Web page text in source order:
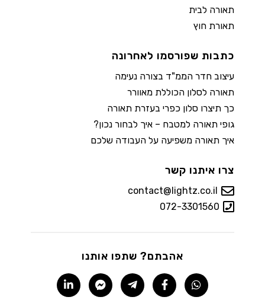
תאורה לבית
תאורת חוץ
כתבות שפורסמו לאחרונה
עיצוב חדר הממ"ד בצורה נעימה
תאורה לסלון הכוללת מאוורר
כך תיצרו סלון כפרי בעזרת תאורה
גופי תאורה למטבח – איך לבחור נכון?
איך תאורה משפיעה על העבודה שלכם
צרו איתנו קשר
contact@lightz.co.il
072-3301560
אהבתם? שתפו אותנו